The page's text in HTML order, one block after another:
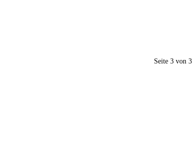
Seite 3 von 3